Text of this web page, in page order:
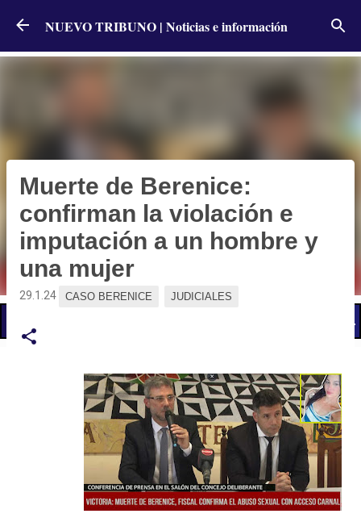
Ir al contenido principal
NUEVO TRIBUNO | Noticias e información
Muerte de Berenice:
confirman la violación e
imputación a un hombre y
una mujer
29.1.24 CASO BERENICE JUDICIALES